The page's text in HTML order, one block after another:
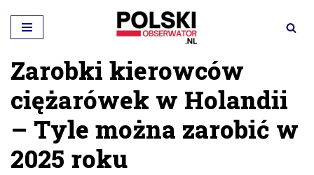
Przejdź
do
treści
Zarobki kierowców
ciężarówek w Holandii
– Tyle można zarobić w
2025 roku